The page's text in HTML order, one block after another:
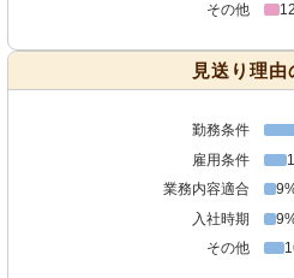
その他
見送り理由
勤務条件
雇用条件
業務内容適合
入社時期
その他